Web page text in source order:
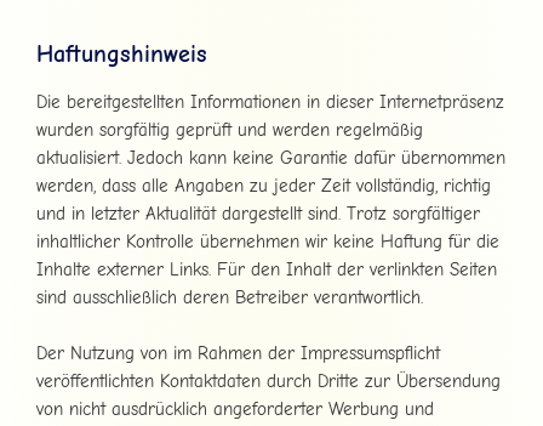
Haftungshinweis
Die bereitgestellten Informationen in dieser Internetpräsenz
wurden sorgfältig geprüft und werden regelmäßig
aktualisiert. Jedoch kann keine Garantie dafür übernommen
werden, dass alle Angaben zu jeder Zeit vollständig, richtig
und in letzter Aktualität dargestellt sind. Trotz sorgfältiger
inhaltlicher Kontrolle übernehmen wir keine Haftung für die
Inhalte externer Links. Für den Inhalt der verlinkten Seiten
sind ausschließlich deren Betreiber verantwortlich.
Der Nutzung von im Rahmen der Impressumspflicht
veröffentlichten Kontaktdaten durch Dritte zur Übersendung
von nicht ausdrücklich angeforderter Werbung und